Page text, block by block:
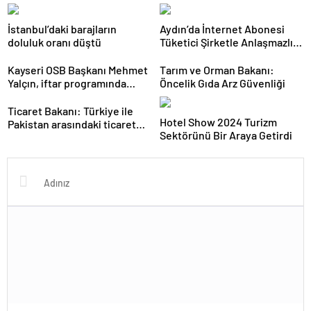
İstanbul’daki barajların
doluluk oranı düştü
Aydın’da İnternet Abonesi
Tüketici Şirketle Anlaşmazlık
Kayseri OSB Başkanı Mehmet
Yalçın, iftar programında
Tarım ve Orman Bakanı:
Öncelik Gıda Arz Güvenliği
Ticaret Bakanı: Türkiye ile
Pakistan arasındaki ticaret
Hotel Show 2024 Turizm
Sektörünü Bir Araya Getirdi